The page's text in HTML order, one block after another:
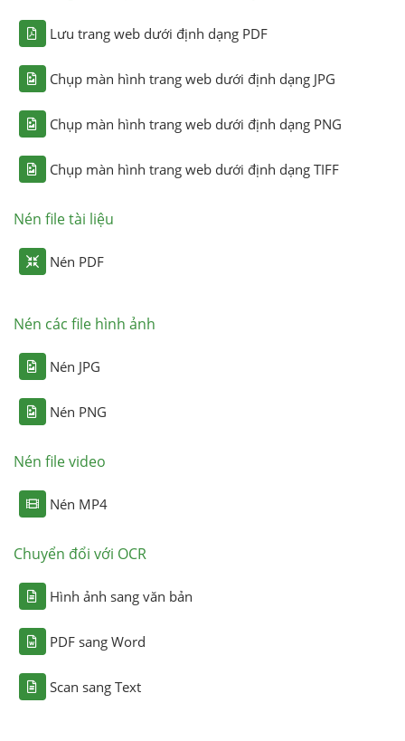
Lưu trang web dưới định dạng PDF
Chụp màn hình trang web dưới định dạng JPG
Chụp màn hình trang web dưới định dạng PNG
Chụp màn hình trang web dưới định dạng TIFF
Nén file tài liệu
Nén PDF
Nén các file hình ảnh
Nén JPG
Nén PNG
Nén file video
Nén MP4
Chuyển đổi với OCR
Hình ảnh sang văn bản
PDF sang Word
Scan sang Text